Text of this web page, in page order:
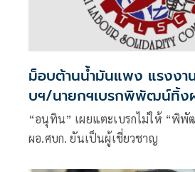
ม็อบต้านน้ำมันแพง แรงงา
บฯ/นายกฯเบรกพิพัฒน์ทิ้ง
“อนุทิน” เผยแตะเบรกไม่ให้ “พิพั
ผอ.ศบก. ยันเป็นผู้เชี่ยวชาญ